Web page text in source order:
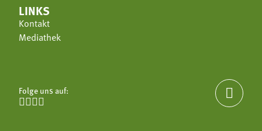
LINKS
Kontakt
Mediathek
Folge uns auf:

